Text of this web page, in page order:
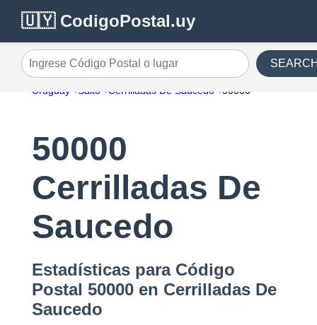
🇺🇾 CodigoPostal.uy
Ingrese Código Postal o lugar
Uruguay Salto Cerrilladas De Saucedo 50000
50000
Cerrilladas De
Saucedo
Estadísticas para Código
Postal 50000 en Cerrilladas De
Saucedo